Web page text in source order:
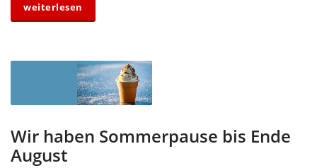
weiterlesen
Wir haben Sommerpause bis Ende
August